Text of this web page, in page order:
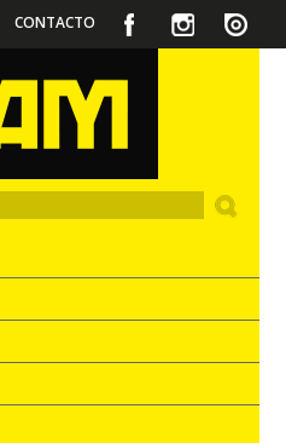
CONTACTO